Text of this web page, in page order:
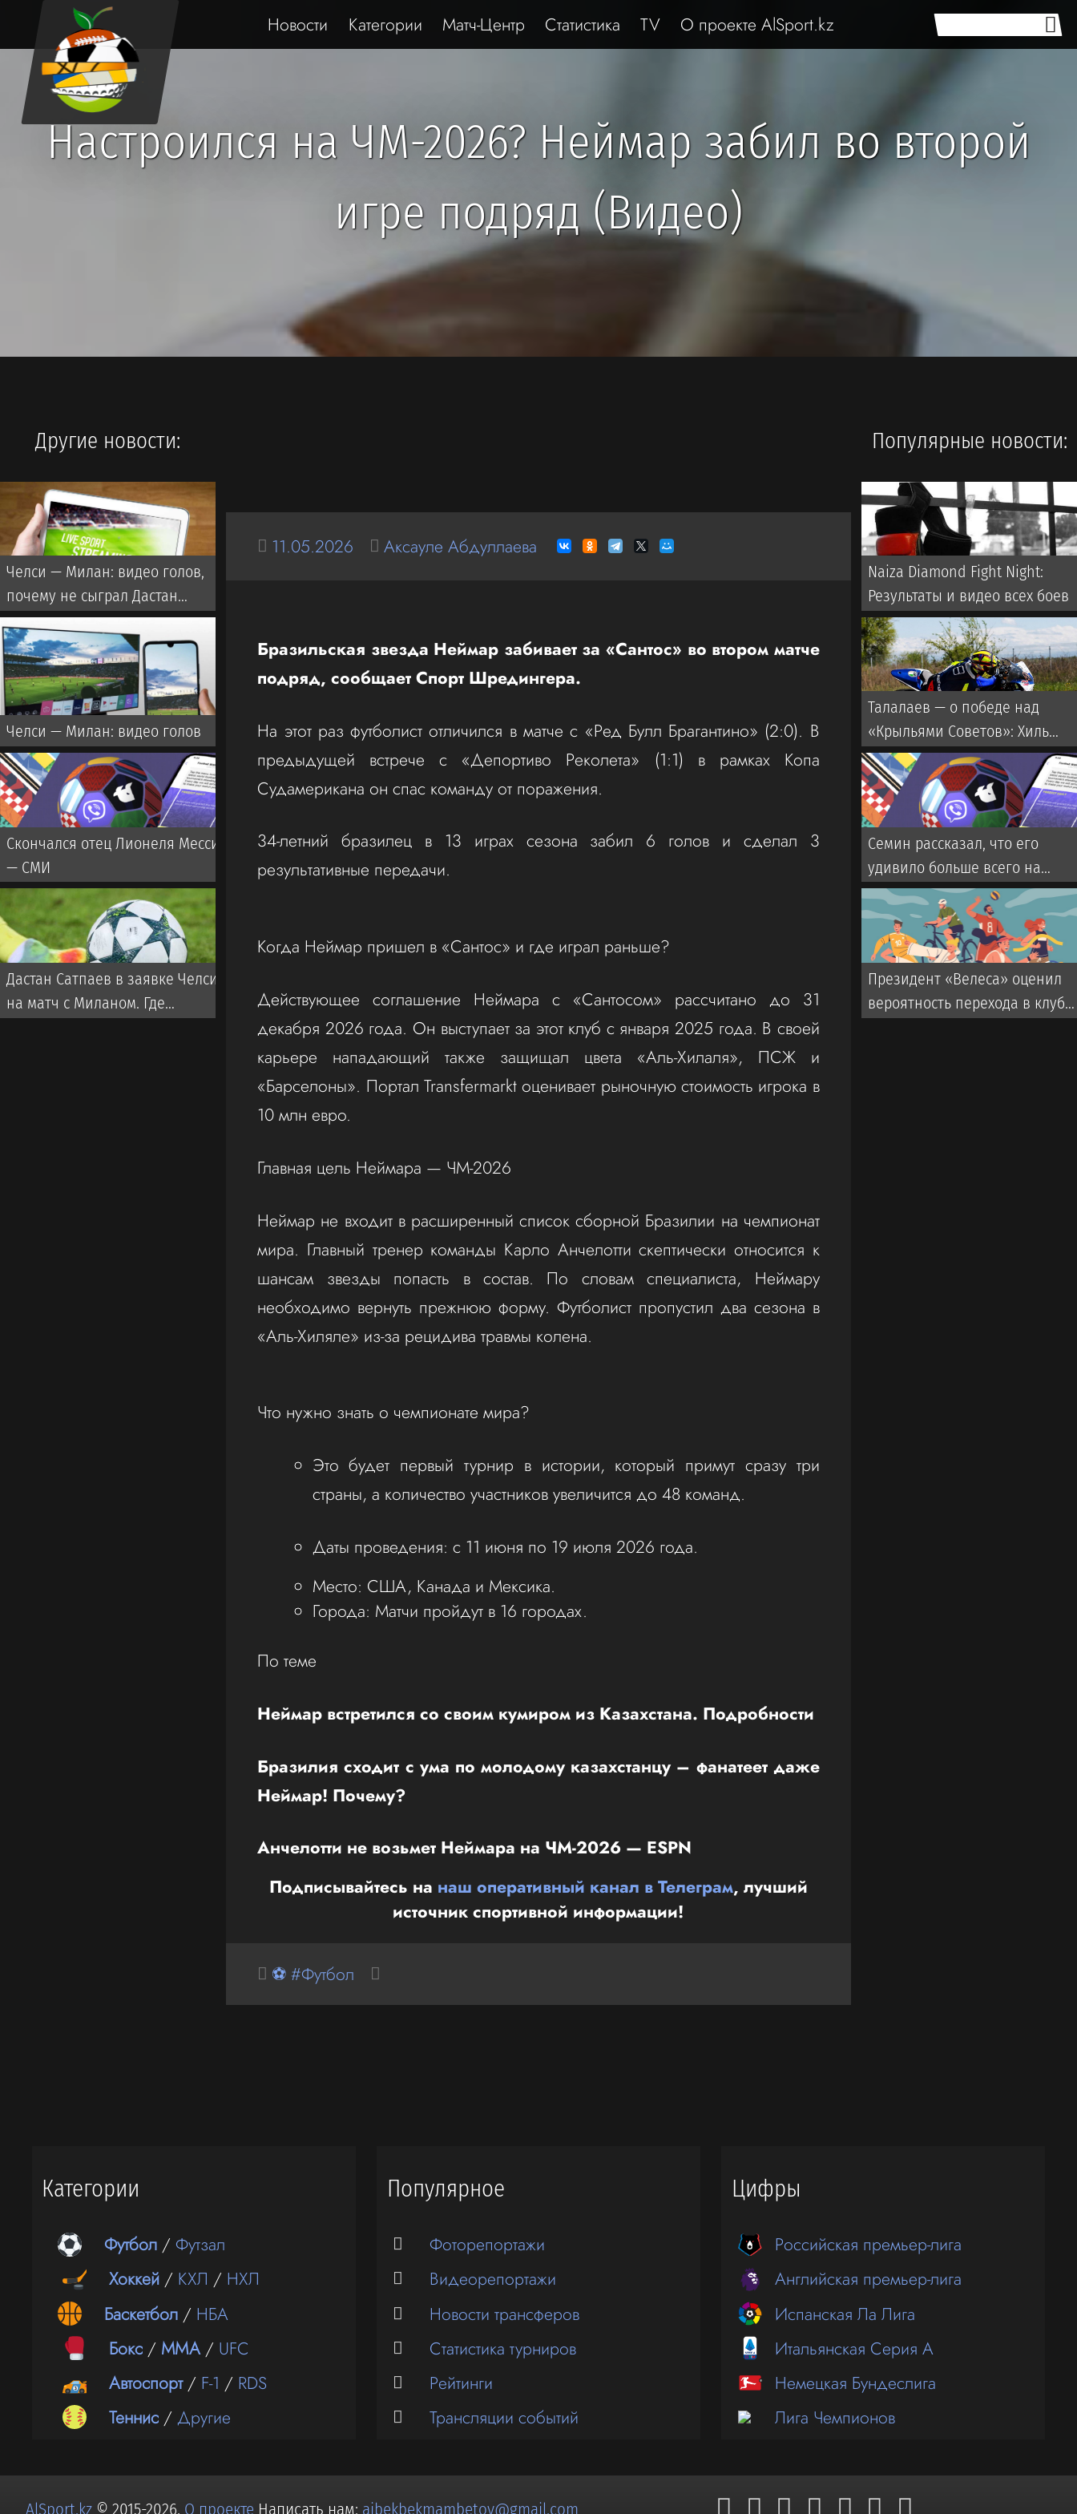
Новости Категории Матч-Центр Статистика TV О проекте AlSport.kz
Настроился на ЧМ-2026? Неймар забил во второй
игре подряд (Видео)
11.05.2026 Аксауле Абдуллаева
Бразильская звезда Неймар забивает за «Сантос» во втором матче
подряд, сообщает Спорт Шредингера.
На этот раз футболист отличился в матче с «Ред Булл Брагантино» (2:0). В
предыдущей встрече с «Депортиво Реколета» (1:1) в рамках Копа
Судамерикана он спас команду от поражения.
34-летний бразилец в 13 играх сезона забил 6 голов и сделал 3
результативные передачи.
Когда Неймар пришел в «Сантос» и где играл раньше?
Действующее соглашение Неймара с «Сантосом» рассчитано до 31
декабря 2026 года. Он выступает за этот клуб с января 2025 года. В своей
карьере нападающий также защищал цвета «Аль-Хилаля», ПСЖ и
«Барселоны». Портал Transfermarkt оценивает рыночную стоимость игрока в
10 млн евро.
Главная цель Неймара — ЧМ-2026
Неймар не входит в расширенный список сборной Бразилии на чемпионат
мира. Главный тренер команды Карло Анчелотти скептически относится к
шансам звезды попасть в состав. По словам специалиста, Неймару
необходимо вернуть прежнюю форму. Футболист пропустил два сезона в
«Аль-Хиляле» из-за рецидива травмы колена.
Что нужно знать о чемпионате мира?
Это будет первый турнир в истории, который примут сразу три
страны, а количество участников увеличится до 48 команд.
Даты проведения: с 11 июня по 19 июля 2026 года.
Место: США, Канада и Мексика.
Города: Матчи пройдут в 16 городах.
По теме
Неймар встретился со своим кумиром из Казахстана. Подробности
Бразилия сходит с ума по молодому казахстанцу – фанатеет даже
Неймар! Почему?
Анчелотти не возьмет Неймара на ЧМ-2026 — ESPN
Подписывайтесь на наш оперативный канал в Телеграм, лучший
источник спортивной информации!
⚽ #Футбол
Другие новости:
Челси — Милан: видео голов,
почему не сыграл Дастан
Сатпаев?
Челси — Милан: видео голов
Скончался отец Лионеля Месси
— СМИ
Дастан Сатпаев в заявке Челси
на матч с Миланом. Где
Популярные новости:
Naiza Diamond Fight Night:
Результаты и видео всех боев
Талалаев — о победе над
«Крыльями Советов»: Хиль
возвращается, мы его зовем
кормильцем
Семин рассказал, что его
удивило больше всего на
старте сезона РПЛ
Президент «Велеса» оценил
вероятность перехода в клуб
Категории
Футбол /Футзал
Хоккей / КХЛ / НХЛ
Баскетбол / НБА
Бокс / ММА/ UFC
Автоспорт/ F-1 / RDS
Теннис /Другие
Популярное
Фоторепортажи
Видеорепортажи
Новости трансферов
Статистика турниров
Рейтинги
Трансляции событий
Цифры
Российская премьер-лига
Английская премьер-лига
Испанская Ла Лига
Итальянская Серия А
Немецкая Бундеслига
Лига Чемпионов
AlSport.kz © 2015-2026. О проекте Написать нам: aibekbekmambetov@gmail.com